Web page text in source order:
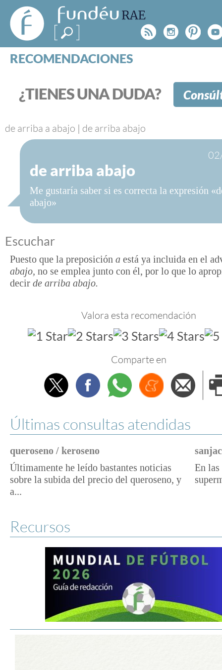
FundéuRAE
- Fundación
del Español
Urgente
Rss
RECOMENDACIONES
CATEGORÍAS
ESPECIALES
BLOG
NOTICIAS
SOBRE LA FUNDÉURAE
FundéuRAE es una fundación patrocinada por la
y la Real Academia Española, cuyo objetivo es
el buen uso del español en los medios de
Internet.
¿TIENES UNA DUDA?
de arriba a abajo | de arriba abajo
de arriba abajo
Me gustaría saber si es correcta la expresión
abajo»
Escuchar
Puesto que la preposición a está ya incluida en el
abajo, no se emplea junto con él, por lo que lo
decir de arriba abajo.
Valora esta recomendación
Comparte en
TwitterFacebookWhatsappMenéame
Últimas consultas atendidas
queroseno / keroseno
Últimamente he leído bastantes noticias
sobre la subida del precio del queroseno, y
a...
En las
Recursos